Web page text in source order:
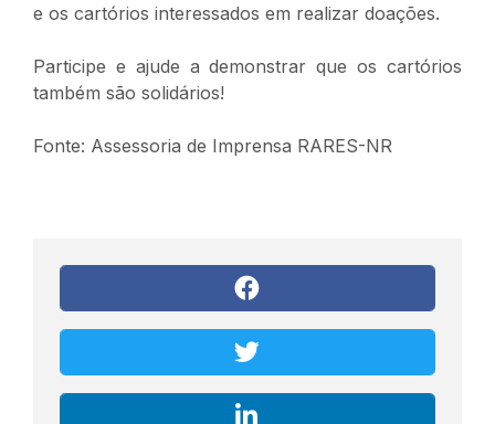
e os cartórios interessados em realizar doações.
Participe e ajude a demonstrar que os cartórios
também são solidários!
Fonte: Assessoria de Imprensa RARES-NR